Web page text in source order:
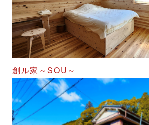
創ル家～SOU～